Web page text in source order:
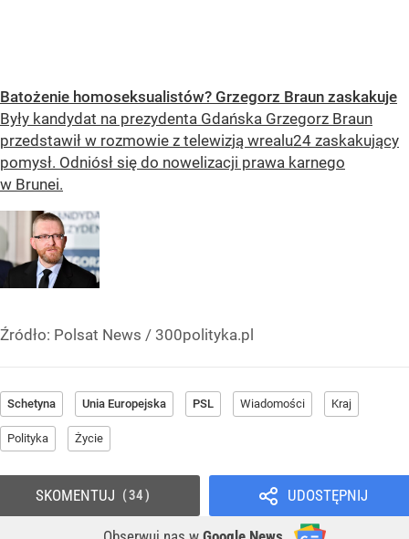
Batożenie homoseksualistów? Grzegorz Braun zaskakuje
Były kandydat na prezydenta Gdańska Grzegorz Braun
przedstawił w rozmowie z telewizją wrealu24 zaskakujący
pomysł. Odniósł się do nowelizacji prawa karnego
w Brunei.
Źródło: Polsat News / 300polityka.pl
Schetyna Unia Europejska PSL Wiadomości Kraj
Polityka Życie
UDOSTĘPNIJ
SKOMENTUJ 34